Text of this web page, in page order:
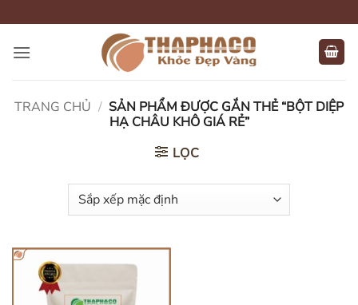
qua
nội
TRANG CHỦ / SẢN PHẨM ĐƯỢC GẮN THẺ “BỘT DIỆP
HẠ CHÂU KHÔ GIÁ RẺ”
LỌC